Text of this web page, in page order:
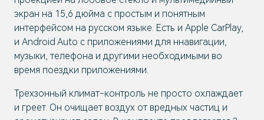
экран на 15,6 дюйма с простым и понятным
интерфейсом на русском языке. Есть и Apple CarPlay,
и Android Auto с приложениями для ннавигации,
музыки, телефона и другими необходимыми во
время поездки приложениями.
Трехзонный климат-контроль не просто охлаждает
и греет. Он очищает воздух от вредных частиц и